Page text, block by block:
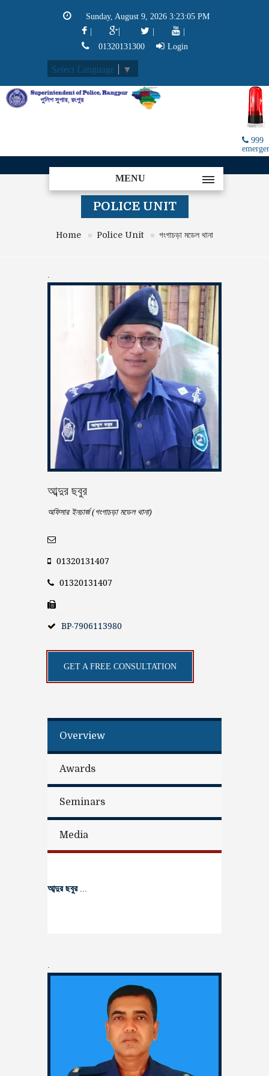
Sunday, August 9, 2026 3:23:05 PM
|
01320131300
Login
Select Language ▼
999
MENU
POLICE UNIT
Home Police Unit গংগাচড়া মডেল থানা
আব্দুর ছবুর
অফিসার ইনচার্জ (গংগাচড়া মডেল থানা)
01320131407
01320131407
BP-7906113980
GET A FREE CONSULTATION
Overview
Awards
Seminars
Media
আব্দুর ছবুর...